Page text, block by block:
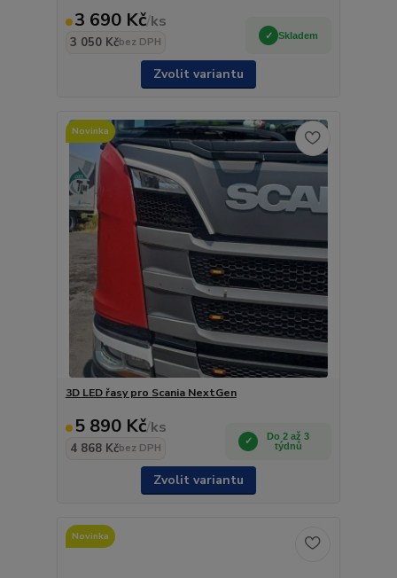
3 690 Kč/ks
3 050 Kčbez DPH
Skladem
Zvolit variantu
Novinka
3D LED řasy pro Scania NextGen
5 890 Kč/ks
4 868 Kčbez DPH
Do 2 až 3
týdnů
Zvolit variantu
Novinka